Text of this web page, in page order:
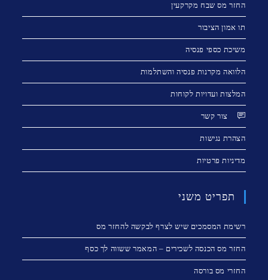
החזר מס שבח מקרקעין
תו אמון הציבור
משיכת כספי פנסיה
הלוואה מקרנות פנסיה והשתלמות
המלצות ועדויות לקוחות
צור קשר
הצהרת נגישות
מדיניות פרטיות
תפריט משני
רשימת המסמכים שיש לצרף לבקשה להחזר מס
החזר מס הכנסה לשכירים – המאמר ששווה לך כסף
החזרי מס בורסה